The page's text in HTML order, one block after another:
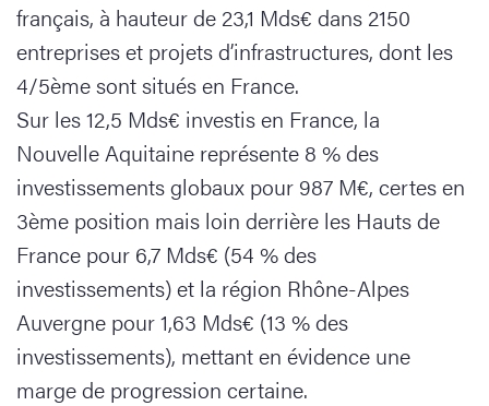
français, à hauteur de 23,1 Mds€ dans 2150
entreprises et projets d’infrastructures, dont les
4/5ème sont situés en France.
Sur les 12,5 Mds€ investis en France, la
Nouvelle Aquitaine représente 8 % des
investissements globaux pour 987 M€, certes en
3ème position mais loin derrière les Hauts de
France pour 6,7 Mds€ (54 % des
investissements) et la région Rhône-Alpes
Auvergne pour 1,63 Mds€ (13 % des
investissements), mettant en évidence une
marge de progression certaine.